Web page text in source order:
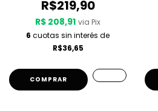
R$219,90
R$ 208,91 via Pix
6 cuotas sin interés de
R$36,65
COMPRAR